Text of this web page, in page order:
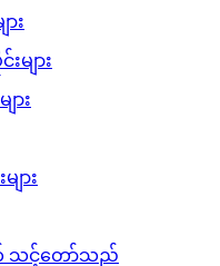
ား
များ
ား
ျား
က် သင့်တော်သည်